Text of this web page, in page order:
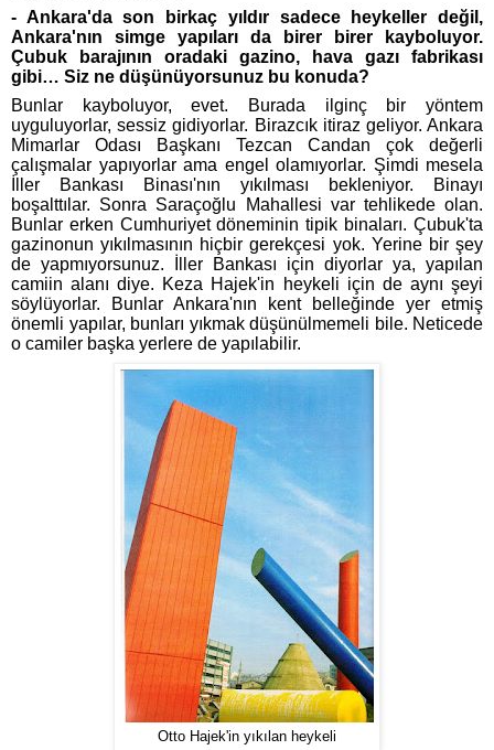
- Ankara'da son birkaç yıldır sadece heykeller değil,
Ankara'nın simge yapıları da birer birer kayboluyor.
Çubuk barajının oradaki gazino, hava gazı fabrikası
gibi… Siz ne düşünüyorsunuz bu konuda?
Bunlar kayboluyor, evet. Burada ilginç bir yöntem
uyguluyorlar, sessiz gidiyorlar. Birazcık itiraz geliyor. Ankara
Mimarlar Odası Başkanı Tezcan Candan çok değerli
çalışmalar yapıyorlar ama engel olamıyorlar. Şimdi mesela
İller Bankası Binası'nın yıkılması bekleniyor. Binayı
boşalttılar. Sonra Saraçoğlu Mahallesi var tehlikede olan.
Bunlar erken Cumhuriyet döneminin tipik binaları. Çubuk'ta
gazinonun yıkılmasının hiçbir gerekçesi yok. Yerine bir şey
de yapmıyorsunuz. İller Bankası için diyorlar ya, yapılan
camiin alanı diye. Keza Hajek'in heykeli için de aynı şeyi
söylüyorlar. Bunlar Ankara'nın kent belleğinde yer etmiş
önemli yapılar, bunları yıkmak düşünülmemeli bile. Neticede
o camiler başka yerlere de yapılabilir.
Otto Hajek'in yıkılan heykeli